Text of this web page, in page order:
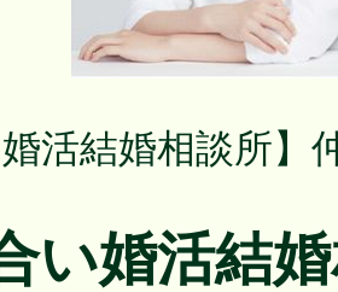
婚活結婚相談所】
い婚活結